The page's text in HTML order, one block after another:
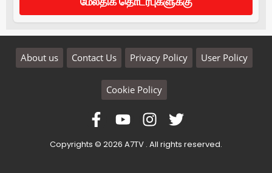
About us Contact Us Privacy Policy User Policy
Cookie Policy
Copyrights © 2026 A7TV . All rights reserved.